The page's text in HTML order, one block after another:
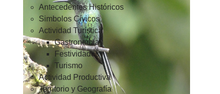
Antecedentes Históricos
Simbolos Cívicos
Actividad Turística
Gastronomía
Festividades
Turismo
Actividad Productiva
Territorio y Geografía